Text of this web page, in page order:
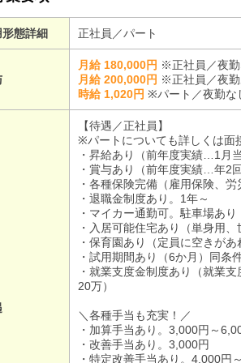
形態詳細 正社員／パート
月給 180,000円 ※正社員／夜
月給 200,000円 ※正社員／夜
時給 1,020円 ※パート／夜勤な
【待遇／正社員】
※パートについても詳しくは面
・昇給あり（前年度実績…1月
・賞与あり（前年度実績…年2
・各種保険完備（雇用保険、
・退職金制度あり。1年～
・マイカー通勤可。駐車場あり
・入居可能住宅あり（単身用、
・保育園あり（定員に空きが
・試用期間あり（6か月）同条
・就業支度金制度あり（就業
20万）
＼各種手当も充実！／
・加算手当あり。3,000円～
・改善手当あり。3,000円
・特定改善手当あり。4,000円